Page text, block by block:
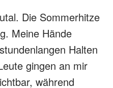
Die Sommerhitze
Meine Hände
Halten
gingen an mir
während